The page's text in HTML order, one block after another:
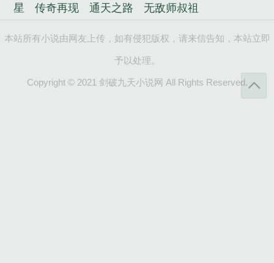
星
传奇再现 通天之路 无敌师叔祖
本站所有小说由网友上传，如有侵犯版权，请来信告知，本站立即
予以处理。
Copyright © 2021 剑破九天小说网 All Rights Reserved.